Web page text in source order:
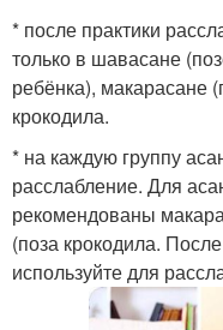
* после практики
только в шавасане
ребёнка), макарасане
крокодила.
* на каждую группу
расслабление. Для
рекомендованы
(поза крокодила.
используйте для